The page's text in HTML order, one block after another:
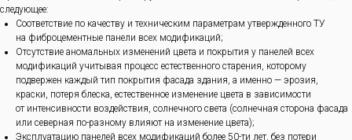
следующее:
Соответствие по качеству и техническим параметрам утвержденного ТУ
на фиброцементные панели всех модификаций;
Отсутствие аномальных изменений цвета и покрытия у панелей всех
модификаций учитывая процесс естественного старения, которому
подвержен каждый тип покрытия фасада здания, а именно — эрозия,
краски, потеря блеска, естественное изменение цвета в зависимости
от интенсивности воздействия, солнечного света (солнечная сторона фасада
или северная по-разному влияют на изменение цвета);
Эксплуатацию панелей всех модификаций более 50-ти лет, без потери